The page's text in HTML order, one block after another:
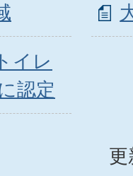
イレ
認定